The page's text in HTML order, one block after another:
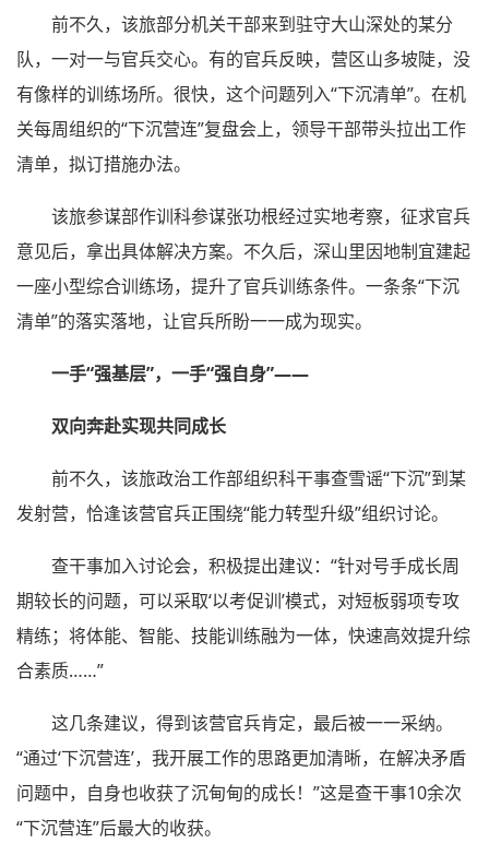
前不久，该旅部分机关干部来到驻守大山深处的某分
队，一对一与官兵交心。有的官兵反映，营区山多坡陡，没
有像样的训练场所。很快，这个问题列入“下沉清单”。在机
关每周组织的“下沉营连”复盘会上，领导干部带头拉出工作
清单，拟订措施办法。
该旅参谋部作训科参谋张功根经过实地考察，征求官兵
意见后，拿出具体解决方案。不久后，深山里因地制宜建起
一座小型综合训练场，提升了官兵训练条件。一条条“下沉
清单”的落实落地，让官兵所盼一一成为现实。
一手“强基层”，一手“强自身”——
双向奔赴实现共同成长
前不久，该旅政治工作部组织科干事查雪谣“下沉”到某
发射营，恰逢该营官兵正围绕“能力转型升级”组织讨论。
查干事加入讨论会，积极提出建议：“针对号手成长周
期较长的问题，可以采取‘以考促训’模式，对短板弱项专攻
精练；将体能、智能、技能训练融为一体，快速高效提升综
合素质……”
这几条建议，得到该营官兵肯定，最后被一一采纳。
“通过‘下沉营连’，我开展工作的思路更加清晰，在解决矛盾
问题中，自身也收获了沉甸甸的成长！”这是查干事10余次
“下沉营连”后最大的收获。